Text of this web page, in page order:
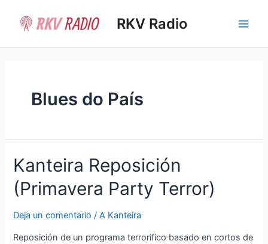
contenido
RKV Radio
Blues do País
Kanteira Reposición
(Primavera Party Terror)
Deja un comentario /A Kanteira
Reposición de un programa terrorifico basado en cortos de